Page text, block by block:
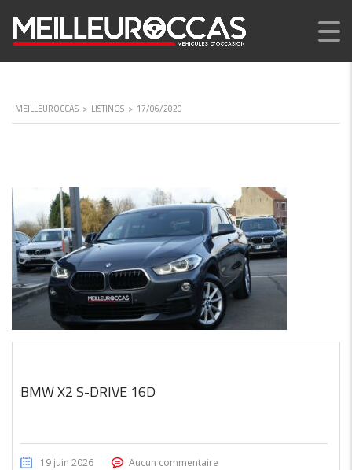
MEILLEUROCCAS > LISTINGS > 17/06/2020
BMW X2 S-DRIVE 16D
19 juin 2026 Aucun commentaire